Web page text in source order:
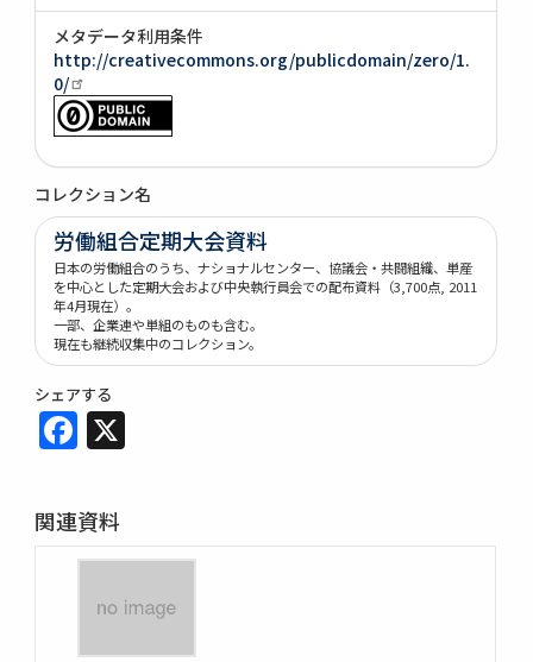
メタデータ利用条件
http://creativecommons.org/publicdomain/zero/1.
0/
コレクション名
労働組合定期大会資料
日本の労働組合のうち、ナショナルセンター、協議会・共闘組織、単産
を中心とした定期大会および中央執行員会での配布資料（3,700点, 2011
年4月現在）。
一部、企業連や単組のものも含む。
現在も継続収集中のコレクション。
シェアする
Facebook
関連資料